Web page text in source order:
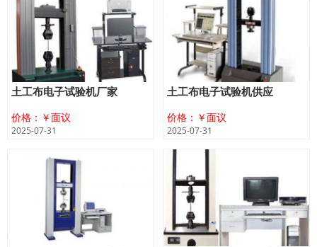
土工布电子试验机厂家
价格：￥面议
2025-07-31
土工布电子试验机供应
价格：￥面议
2025-07-31